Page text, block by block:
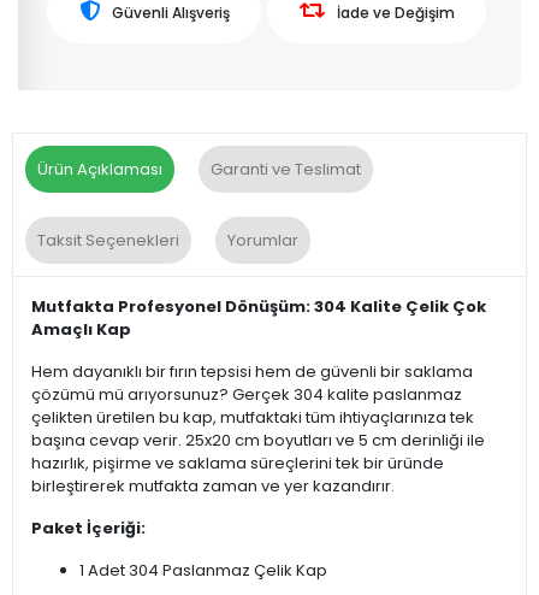
Güvenli Alışveriş İade ve Değişim
Ürün Açıklaması Garanti ve Teslimat
Taksit Seçenekleri Yorumlar
Mutfakta Profesyonel Dönüşüm: 304 Kalite Çelik Çok
Amaçlı Kap
Hem dayanıklı bir fırın tepsisi hem de güvenli bir saklama
çözümü mü arıyorsunuz? Gerçek 304 kalite paslanmaz
çelikten üretilen bu kap, mutfaktaki tüm ihtiyaçlarınıza tek
başına cevap verir. 25x20 cm boyutları ve 5 cm derinliği ile
hazırlık, pişirme ve saklama süreçlerini tek bir üründe
birleştirerek mutfakta zaman ve yer kazandırır.
Paket İçeriği:
1 Adet 304 Paslanmaz Çelik Kap